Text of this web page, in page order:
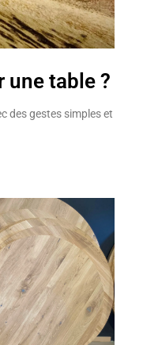
une table ?
des gestes simples et